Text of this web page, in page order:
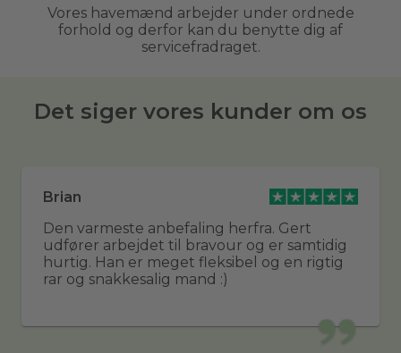
Vores havemænd arbejder under ordnede
forhold og derfor kan du benytte dig af
servicefradraget.
Det siger vores kunder om os
Brian
Den varmeste anbefaling herfra. Gert
udfører arbejdet til bravour og er samtidig
hurtig. Han er meget fleksibel og en rigtig
rar og snakkesalig mand :)